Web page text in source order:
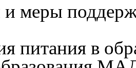
и меры
питания в